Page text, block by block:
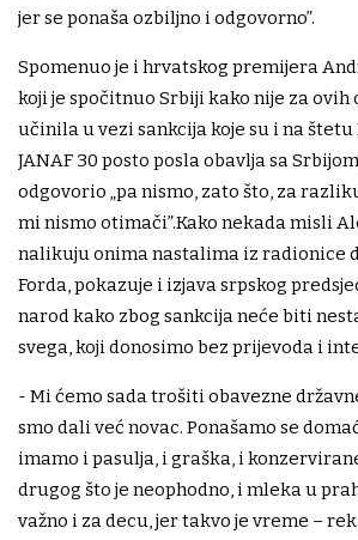
jer se ponaša ozbiljno i odgovorno”.
Spomenuo je i hrvatskog premijera
koji je spočitnuo Srbiji kako nije za ovih
učinila u vezi sankcija koje su i na
JANAF 30 posto posla obavlja sa
odgovorio „pa nismo, zato što, za
mi nismo otimači”.Kako nekada misli
nalikuju onima nastalima iz radionice
Forda, pokazuje i izjava srpskog
narod kako zbog sankcija neće biti
svega, koji donosimo bez prijevoda i
- Mi ćemo sada trošiti obavezne
smo dali već novac. Ponašamo se
imamo i pasulja, i graška, i
drugog što je neophodno, i mleka u
važno i za decu, jer takvo je vreme –